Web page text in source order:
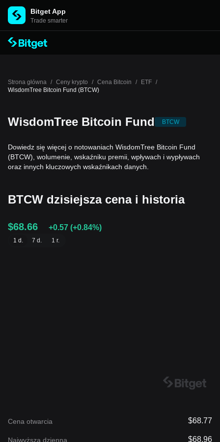
Bitget App
Trade smarter
Strona główna / Ceny krypto / Cena Bitcoin / ETF /
WisdomTree Bitcoin Fund (BTCW)
WisdomTree Bitcoin Fund BTCW
Dowiedz się więcej o notowaniach WisdomTree Bitcoin Fund
(BTCW), wolumenie, wskaźniku premii, wpływach i wypływach
oraz innych kluczowych wskaźnikach danych.
BTCW dzisiejsza cena i historia
$68.66 +0.57 (+0.84%)
1 d. 7 d. 1 r.
Cena otwarcia $68.77
Najwyższa dzienna $68.96